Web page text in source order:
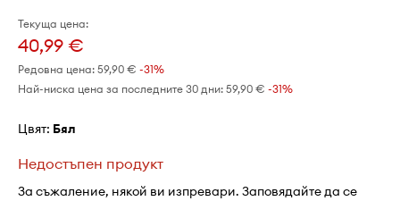
Текуща цена:
40,99 €
Редовна цена: 59,90 € -31%
Най-ниска цена за последните 30 дни: 59,90 € -31%
Цвят: бял
Недостъпен продукт
За съжаление, някой ви изпревари. Заповядайте да се